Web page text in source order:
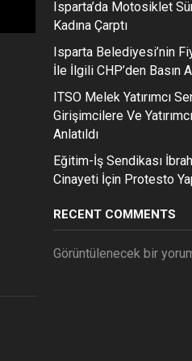
Isparta’da Motosiklet
Kadına Çarptı
Isparta Belediyesi’nin
İle İlgili CHP’den Basın
ITSO Melek Yatırımcı
Girişimcilere Ve
Anlatıldı
Eğitim-İş Sendikası
Cinayeti İçin Protesto
RECENT COMMENTS
Görüntülenecek bir